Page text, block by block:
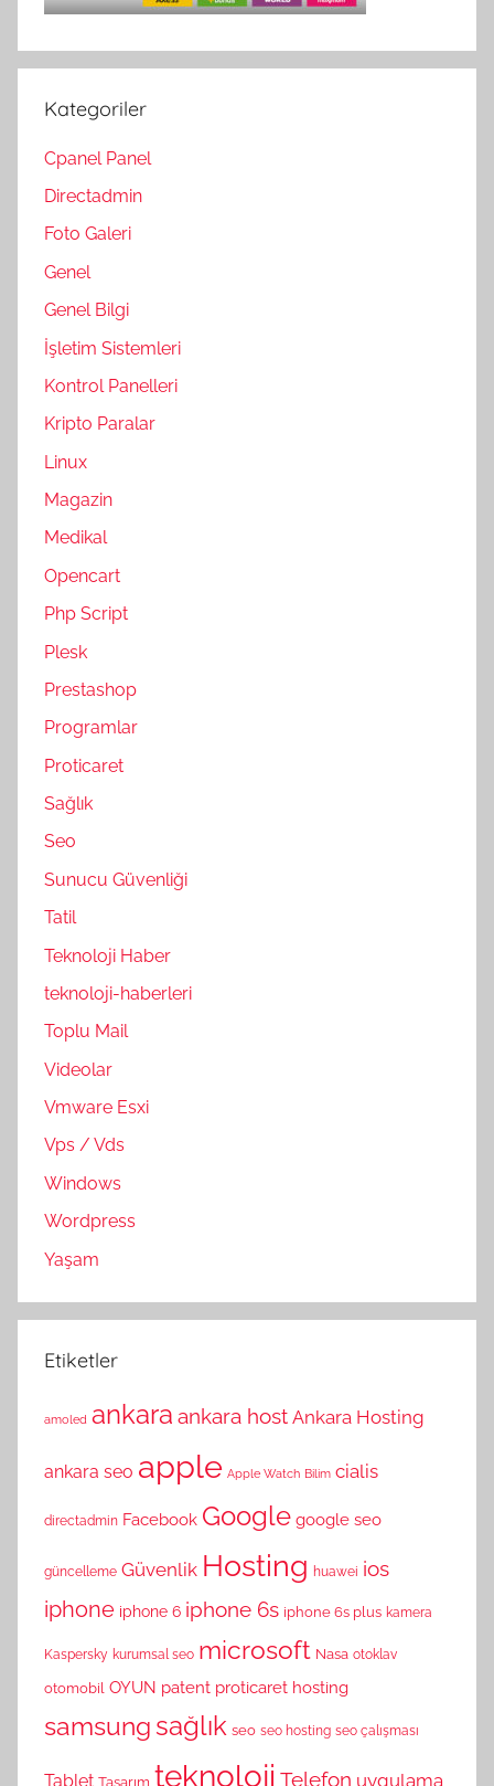
Kategoriler
Cpanel Panel
Directadmin
Foto Galeri
Genel
Genel Bilgi
İşletim Sistemleri
Kontrol Panelleri
Kripto Paralar
Linux
Magazin
Medikal
Opencart
Php Script
Plesk
Prestashop
Programlar
Proticaret
Sağlık
Seo
Sunucu Güvenliği
Tatil
Teknoloji Haber
teknoloji-haberleri
Toplu Mail
Videolar
Vmware Esxi
Vps / Vds
Windows
Wordpress
Yaşam
Etiketler
amoled ankara ankara host Ankara Hosting
ankara seo apple Apple Watch Bilim cialis
directadmin Facebook Google google seo
güncelleme Güvenlik Hosting huawei ios
iphone iphone 6 iphone 6s iphone 6s plus kamera
Kaspersky kurumsal seo microsoft Nasa otoklav
otomobil OYUN patent proticaret hosting
samsung sağlık seo seo hosting seo çalışması
Tablet Tasarım teknoloji Telefon uygulama